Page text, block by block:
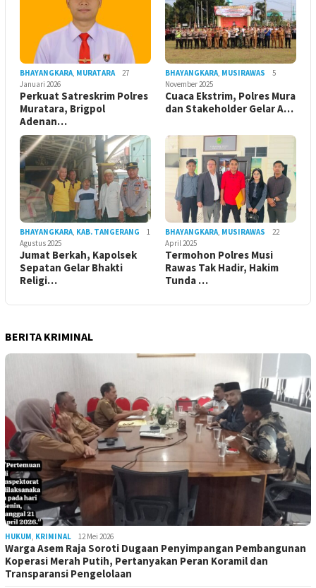
BHAYANGKARA MURATARA
27
Januari 2026
Perkuat Satreskrim Polres
Muratara, Brigpol
Adenan…
BHAYANGKARA MUSIRAWAS
5
November 2025
Cuaca Ekstrim, Polres Mura
dan Stakeholder Gelar A…
BHAYANGKARA KAB. TANGERANG
1
Agustus 2025
Jumat Berkah, Kapolsek
Sepatan Gelar Bhakti
Religi…
BHAYANGKARA MUSIRAWAS
22
April 2025
Termohon Polres Musi
Rawas Tak Hadir, Hakim
Tunda …
BERITA KRIMINAL
HUKUM KRIMINAL 12 Mei 2026
Warga Asem Raja Soroti Dugaan Penyimpangan Pembangunan
Koperasi Merah Putih, Pertanyakan Peran Koramil dan
Transparansi Pengelolaan